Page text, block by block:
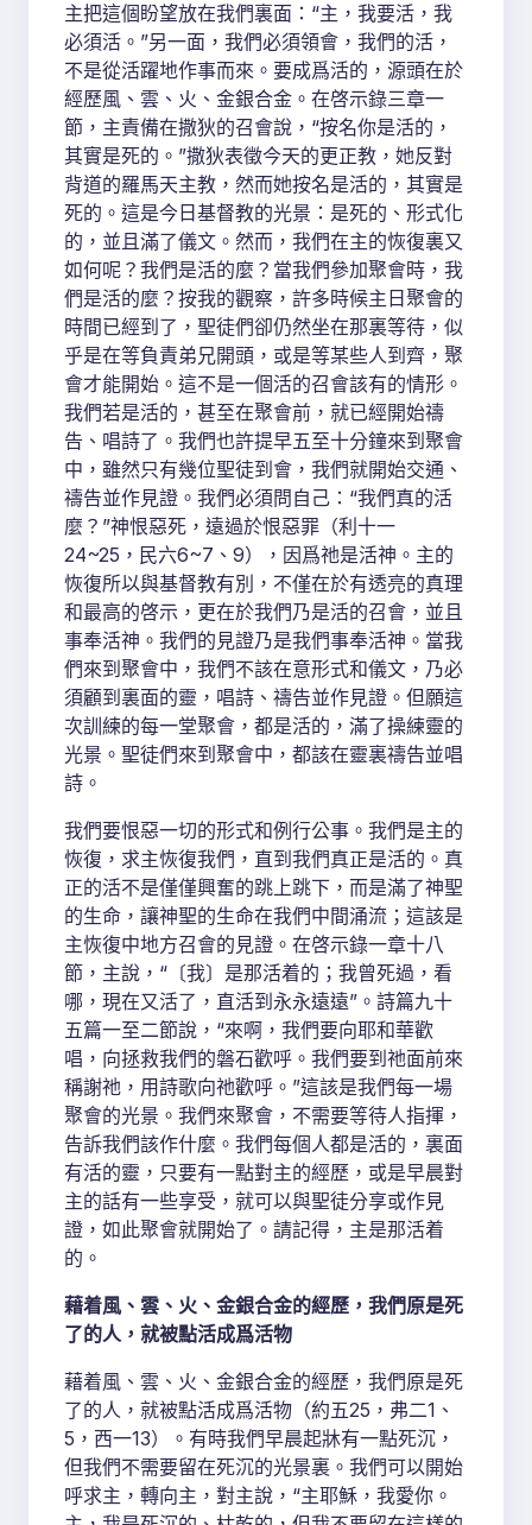
主把這個盼望放在我們裏面：“主，我要活，我
必須活。”另一面，我們必須領會，我們的活，
不是從活躍地作事而來。要成爲活的，源頭在於
經歷風、雲、火、金銀合金。在啓示錄三章一
節，主責備在撒狄的召會說，“按名你是活的，
其實是死的。”撒狄表徵今天的更正教，她反對
背道的羅馬天主教，然而她按名是活的，其實是
死的。這是今日基督教的光景：是死的、形式化
的，並且滿了儀文。然而，我們在主的恢復裏又
如何呢？我們是活的麼？當我們參加聚會時，我
們是活的麼？按我的觀察，許多時候主日聚會的
時間已經到了，聖徒們卻仍然坐在那裏等待，似
乎是在等負責弟兄開頭，或是等某些人到齊，聚
會才能開始。這不是一個活的召會該有的情形。
我們若是活的，甚至在聚會前，就已經開始禱
告、唱詩了。我們也許提早五至十分鐘來到聚會
中，雖然只有幾位聖徒到會，我們就開始交通、
禱告並作見證。我們必須問自己：“我們真的活
麼？”神恨惡死，遠過於恨惡罪（利十一
24~25，民六6~7、9），因爲祂是活神。主的
恢復所以與基督教有別，不僅在於有透亮的真理
和最高的啓示，更在於我們乃是活的召會，並且
事奉活神。我們的見證乃是我們事奉活神。當我
們來到聚會中，我們不該在意形式和儀文，乃必
須顧到裏面的靈，唱詩、禱告並作見證。但願這
次訓練的每一堂聚會，都是活的，滿了操練靈的
光景。聖徒們來到聚會中，都該在靈裏禱告並唱
詩。
我們要恨惡一切的形式和例行公事。我們是主的
恢復，求主恢復我們，直到我們真正是活的。真
正的活不是僅僅興奮的跳上跳下，而是滿了神聖
的生命，讓神聖的生命在我們中間涌流；這該是
主恢復中地方召會的見證。在啓示錄一章十八
節，主說，“〔我〕是那活着的；我曾死過，看
哪，現在又活了，直活到永永遠遠”。詩篇九十
五篇一至二節說，“來啊，我們要向耶和華歡
唱，向拯救我們的磐石歡呼。我們要到祂面前來
稱謝祂，用詩歌向祂歡呼。”這該是我們每一場
聚會的光景。我們來聚會，不需要等待人指揮，
告訴我們該作什麼。我們每個人都是活的，裏面
有活的靈，只要有一點對主的經歷，或是早晨對
主的話有一些享受，就可以與聖徒分享或作見
證，如此聚會就開始了。請記得，主是那活着
的。
藉着風、雲、火、金銀合金的經歷，我們原是死
了的人，就被點活成爲活物
藉着風、雲、火、金銀合金的經歷，我們原是死
了的人，就被點活成爲活物（約五25，弗二1、
5，西一13）。有時我們早晨起牀有一點死沉，
但我們不需要留在死沉的光景裏。我們可以開始
呼求主，轉向主，對主說，“主耶穌，我愛你。